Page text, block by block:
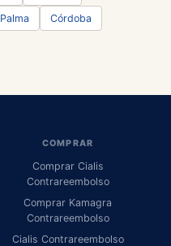
Palma Córdoba
COMPRAR
Comprar Cialis
Contrareembolso
Comprar Kamagra
Contrareembolso
Cialis Contrareembolso